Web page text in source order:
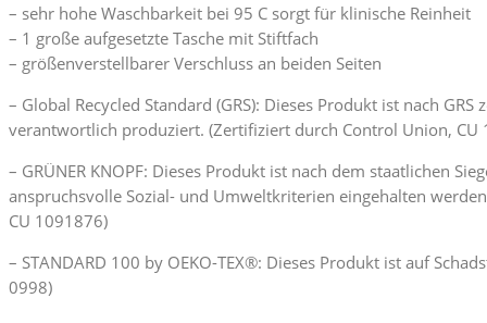
– sehr hohe Waschbarkeit bei 95 C sorgt für klinische Reinheit
– 1 große aufgesetzte Tasche mit Stiftfach
– größenverstellbarer Verschluss an beiden Seiten
– Global Recycled Standard (GRS): Dieses Produkt ist nach
verantwortlich produziert. (Zertifiziert durch Control Union, CU
– GRÜNER KNOPF: Dieses Produkt ist nach dem staatlichen
anspruchsvolle Sozial- und Umweltkriterien eingehalten
CU 1091876)
– STANDARD 100 by OEKO-TEX®: Dieses Produkt ist auf
0998)